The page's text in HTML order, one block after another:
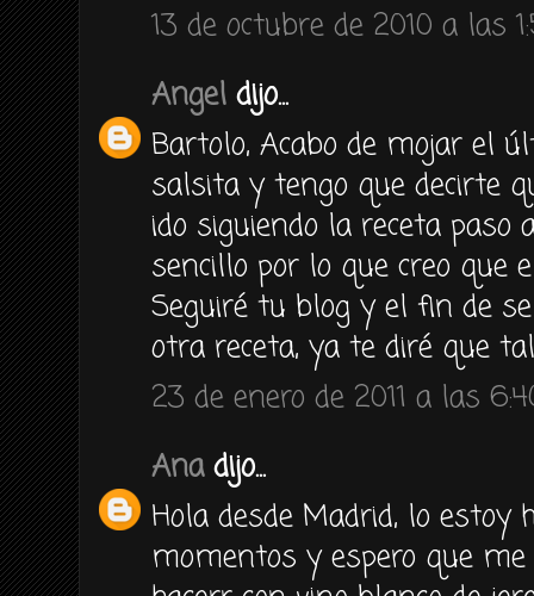
13 de octubre de 2010 a las
Angel dijo...
Bartolo, Acabo de mojar el
salsita y tengo que decirte
ido siguiendo la receta
sencillo por lo que creo que
Seguiré tu blog y el fin de
otra receta, ya te diré que
23 de enero de 2011 a las
Anadijo...
Hola desde Madrid, lo estoy
momentos y espero que